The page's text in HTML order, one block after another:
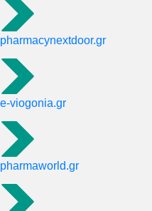
pharmacynextdoor.gr
e-viogonia.gr
pharmaworld.gr